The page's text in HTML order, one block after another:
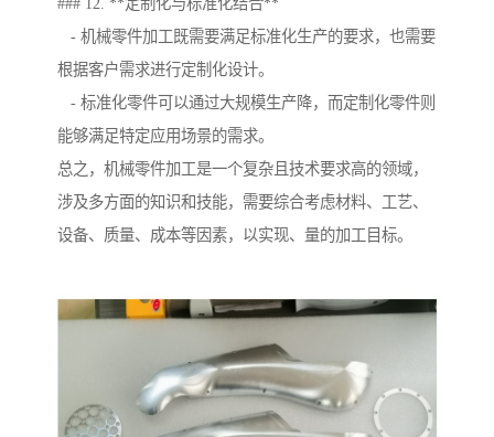
### 12. **定制化与标准化结合**
- 机械零件加工既需要满足标准化生产的要求，也需要
根据客户需求进行定制化设计。
- 标准化零件可以通过大规模生产降，而定制化零件则
能够满足特定应用场景的需求。
总之，机械零件加工是一个复杂且技术要求高的领域，
涉及多方面的知识和技能，需要综合考虑材料、工艺、
设备、质量、成本等因素，以实现、量的加工目标。